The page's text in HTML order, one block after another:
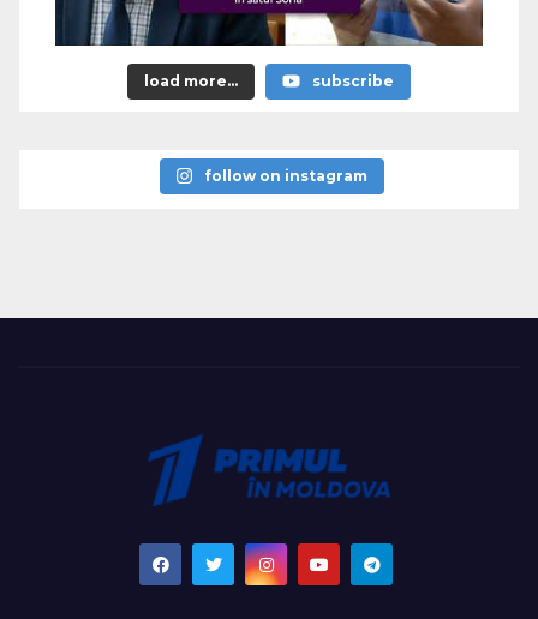
load more... subscribe
follow on instagram